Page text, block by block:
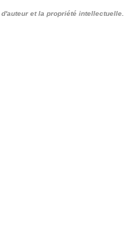
et la propriété intellectuelle.